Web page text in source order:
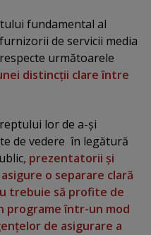
fundamental al
de servicii media
următoarele
distincţii clare între
lor de a-şi
de vedere în legătură
, prezentatorii şi
o separare clară
trebuie să profite de
programe într-un mod
de asigurare a